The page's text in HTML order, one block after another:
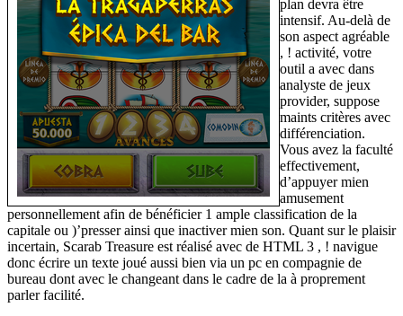
plan devra être
intensif. Au-delà de
son aspect agréable
, ! activité, votre
outil a avec dans
analyste de jeux
provider, suppose
maints critères avec
différenciation.
Vous avez la faculté
effectivement,
d’appuyer mien
amusement
personnellement afin de bénéficier 1 ample classification de la
capitale ou )’presser ainsi que inactiver mien son. Quant sur le plaisir
incertain, Scarab Treasure est réalisé avec de HTML 3 , ! navigue
donc écrire un texte joué aussi bien via un pc en compagnie de
bureau dont avec le changeant dans le cadre de la à proprement
parler facilité.